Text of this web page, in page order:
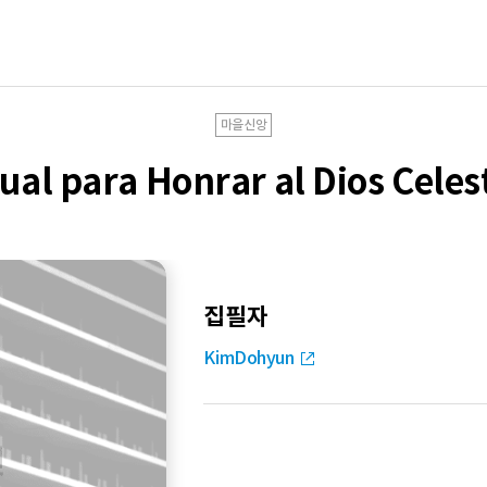
마을신앙
para Honrar al Dios
집필자
KimDohyun